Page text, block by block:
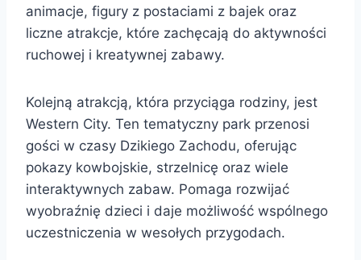
animacje, figury z postaciami z bajek oraz
liczne atrakcje, które zachęcają do aktywności
ruchowej i kreatywnej zabawy.
Kolejną atrakcją, która przyciąga rodziny, jest
Western City. Ten tematyczny park przenosi
gości w czasy Dzikiego Zachodu, oferując
pokazy kowbojskie, strzelnicę oraz wiele
interaktywnych zabaw. Pomaga rozwijać
wyobraźnię dzieci i daje możliwość wspólnego
uczestniczenia w wesołych przygodach.